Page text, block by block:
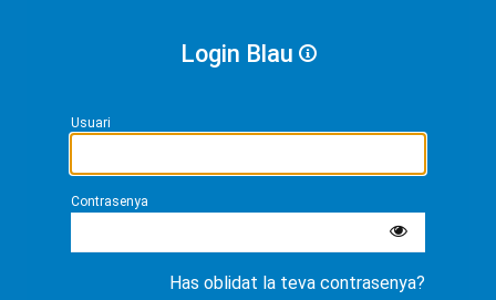
Login Blau
Usuari
Contrasenya
Has oblidat la teva contrasenya?